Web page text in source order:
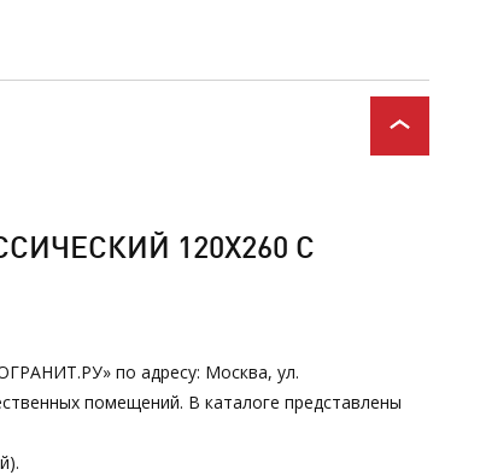
120Х260 С
по адресу: Москва, ул.
помещений. В каталоге представлены